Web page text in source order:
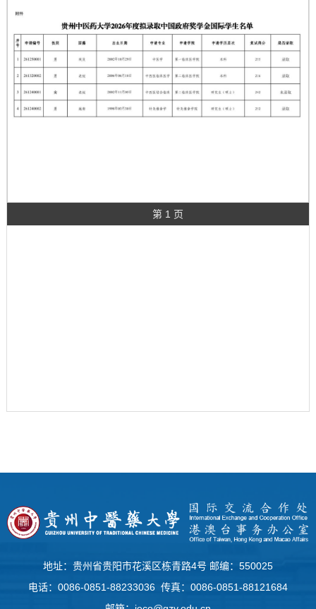
第 1 页
地址：贵州省贵阳市花溪区栋青路4号 邮编：550025
电话：0086-0851-88233036 传真：0086-0851-88121684